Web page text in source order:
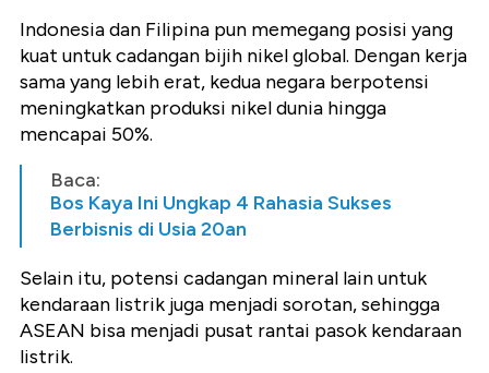
Indonesia dan Filipina pun memegang posisi yang
kuat untuk cadangan bijih nikel global. Dengan kerja
sama yang lebih erat, kedua negara berpotensi
meningkatkan produksi nikel dunia hingga
mencapai 50%.
Baca:
Bos Kaya Ini Ungkap 4 Rahasia Sukses
Berbisnis di Usia 20an
Selain itu, potensi cadangan mineral lain untuk
kendaraan listrik juga menjadi sorotan, sehingga
ASEAN bisa menjadi pusat rantai pasok kendaraan
listrik.